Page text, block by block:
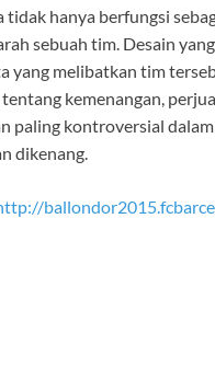
tidak hanya berfungsi
sebuah tim. Desain
yang melibatkan tim
kemenangan,
paling kontroversial
dikenang.